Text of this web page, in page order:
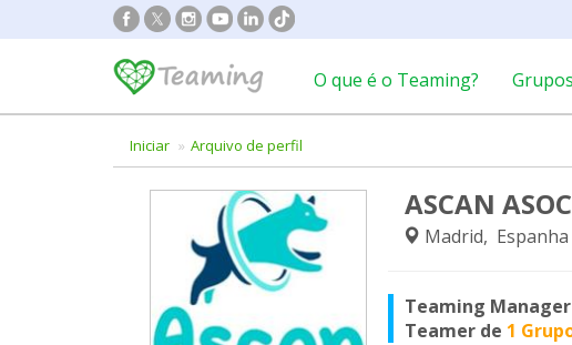
O que é o Teaming? Grupos
Iniciar Arquivo de perfil
ASCAN
Madrid, Espanha
Teaming
Teamer de 1